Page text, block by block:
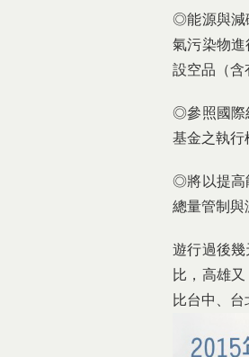
◎能源與減
氣污染物
設空品（含
◎參照國際
基金之執行
◎將以提高
總量管制與
遊行過後
比，高雄
比台中、台